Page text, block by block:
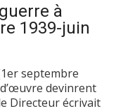
à
1939-juin
septembre
devinrent
Directeur écrivait